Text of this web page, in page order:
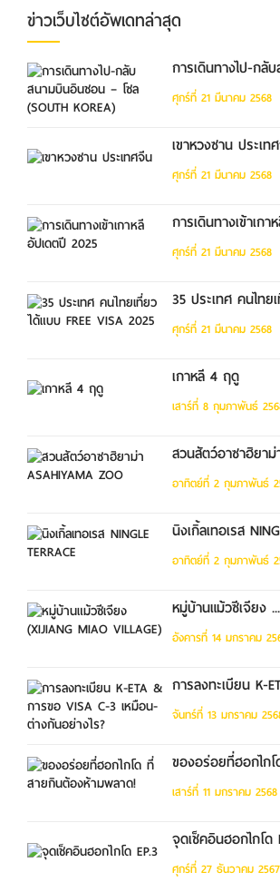
ข่าวเว็บไซต์อัพเดทล่าสุด
การเดินทางไป-กลับ
ศุกร์ที่ 21 มีนาคม 2568
เขาหวงซาน ประเท
ศุกร์ที่ 21 มีนาคม 2568
การเดินทางเข้าเกา
ศุกร์ที่ 21 มีนาคม 2568
35 ประเทศ คนไทย
ศุกร์ที่ 21 มีนาคม 2568
เกาหลี 4 ฤดู
เสาร์ที่ 8 กุมภาพันธ์
สวนสัตว์อาซาฮิยาม่
อาทิตย์ที่ 2 กุมภาพันธ์
นิงเกิ้ลเทอเรส
อาทิตย์ที่ 2 กุมภาพันธ์
หมู่บ้านแม้วซีเจียง ...
อังคารที่ 14 มกราคม
การลงทะเบียน K-
จันทร์ที่ 13 มกราคม
ของอร่อยที่ฮอกไก
เสาร์ที่ 11 มกราคม 2568
จุดเช็คอินฮอกไกโด
ศุกร์ที่ 27 ธันวาคม 2567